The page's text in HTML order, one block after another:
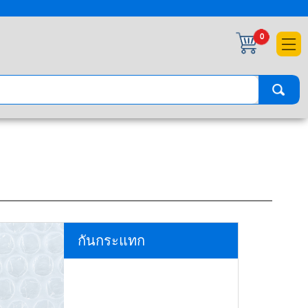
×
0
กันกระแทก